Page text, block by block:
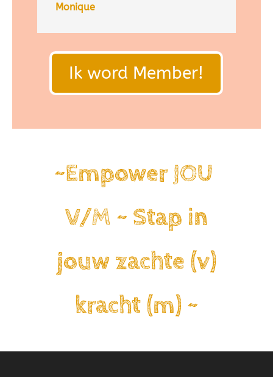
Monique
Ik word Member!
~Empower JOU
V/M ~ Stap in
jouw zachte (v)
kracht (m) ~